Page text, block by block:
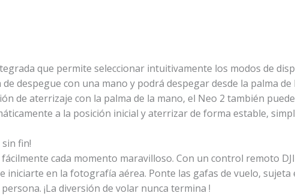
que permite seleccionar intuitivamente los modos de
despegue con una mano y podrá despegar desde la palma de
de aterrizaje con la palma de la mano, el Neo 2 también
a la posición inicial y aterrizar de forma estable,
fin!
cada momento maravilloso. Con un control remoto DJI
en la fotografía aérea. Ponte las gafas de vuelo, sujeta
¡La diversión de volar nunca termina !